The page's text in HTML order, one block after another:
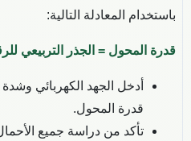
باستخدام المعادلة التالية:
قدرة المحول = الجذر التربيعي للرقم ٣ × الجهد × شدة
أدخل الجهد الكهربائي
قدرة المحول.
تأكد من دراسة جميع